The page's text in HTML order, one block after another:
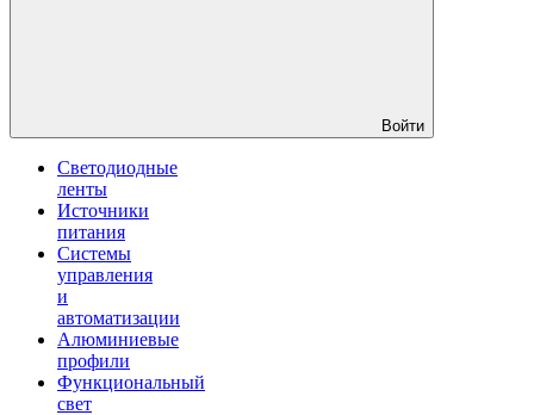
Войти
Светодиодные
ленты
Источники
питания
Системы
управления
и
автоматизации
Алюминиевые
профили
Функциональный
свет